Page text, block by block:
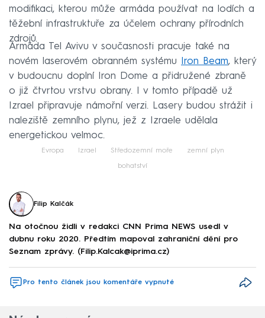
modifikaci, kterou může armáda používat na lodích a
těžební infrastruktuře za účelem ochrany přírodních
zdrojů.
Armáda Tel Avivu v současnosti pracuje také na
novém laserovém obranném systému
Iron Beam, který
v budoucnu doplní Iron Dome a přidružené zbraně
o již čtvrtou vrstvu obrany. I v tomto případě už
Izrael připravuje námořní verzi. Lasery budou strážit i
naleziště zemního plynu, jež z Izraele udělala
energetickou velmoc.
Evropa Izrael Středozemní moře zemní plyn
bohatství
Filip Kalčák
Na otočnou židli v redakci CNN Prima NEWS usedl v
dubnu roku 2020. Předtím mapoval zahraniční dění pro
Seznam zprávy. (Filip.Kalcak@iprima.cz)
Pro tento článek jsou komentáře vypnuté